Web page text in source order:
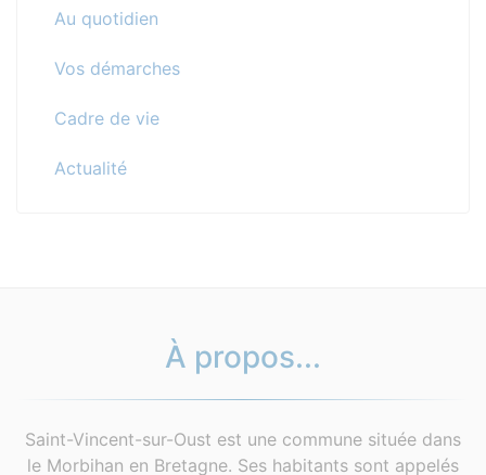
Au quotidien
Vos démarches
Cadre de vie
Actualité
À propos...
Saint-Vincent-sur-Oust est une commune située dans
le Morbihan en Bretagne. Ses habitants sont appelés